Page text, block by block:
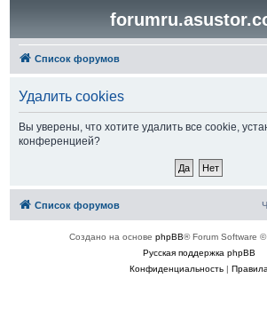
Список форумов
Удалить cookies
Вы уверены, что хотите удалить все cookie,
конференцией?
Список форумов
Создано на основе phpBB® Forum Software
Русская поддержка phpBB
Конфиденциальность| Правила